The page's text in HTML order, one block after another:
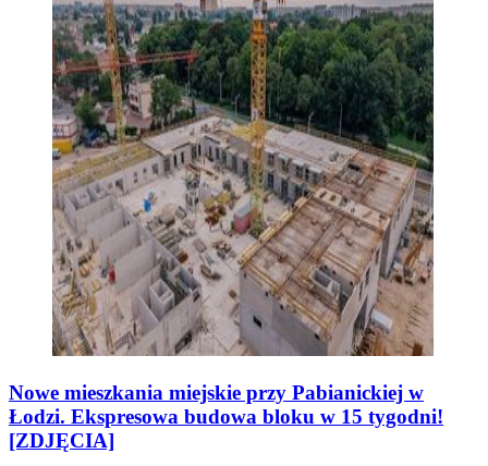
Nowe mieszkania miejskie przy Pabianickiej w
Łodzi. Ekspresowa budowa bloku w 15 tygodni!
[ZDJĘCIA]